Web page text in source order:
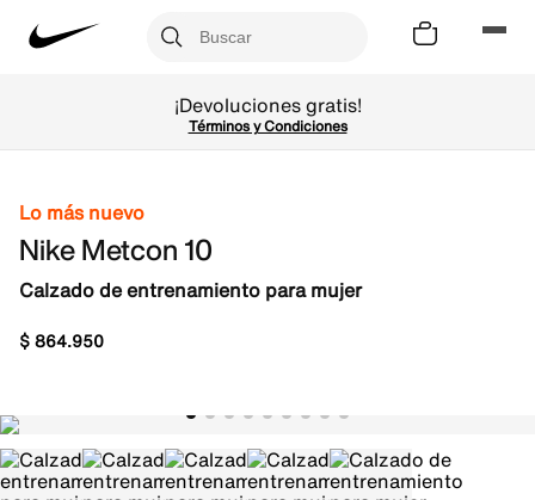
¡Devoluciones gratis!
Términos y Condiciones
Lo más nuevo
Nike Metcon 10
Calzado de entrenamiento para mujer
$864.950